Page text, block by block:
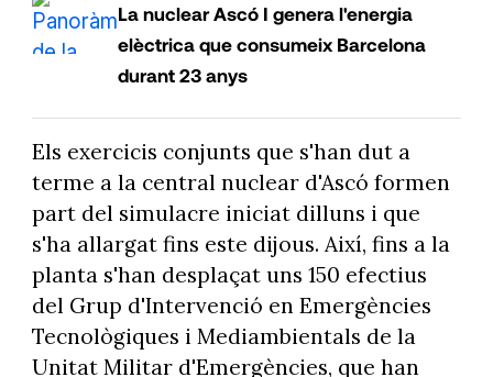
La nuclear Ascó I genera l'energia
elèctrica que consumeix Barcelona
durant 23 anys
Els exercicis conjunts que s'han dut a
terme a la central nuclear d'Ascó formen
part del simulacre iniciat dilluns i que
s'ha allargat fins este dijous. Així, fins a la
planta s'han desplaçat uns 150 efectius
del Grup d'Intervenció en Emergències
Tecnològiques i Mediambientals de la
Unitat Militar d'Emergències, que han